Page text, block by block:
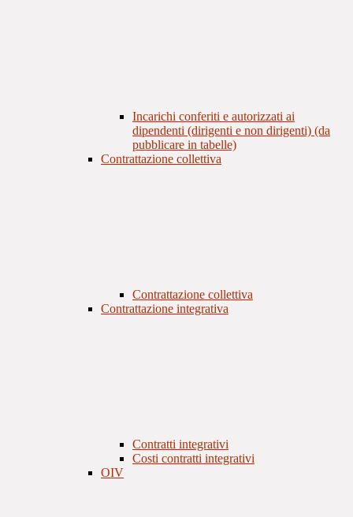
Incarichi conferiti e autorizzati ai
dipendenti (dirigenti e non dirigenti) (da
pubblicare in tabelle)
Contrattazione collettiva
Contrattazione collettiva
Contrattazione integrativa
Contratti integrativi
Costi contratti integrativi
OIV